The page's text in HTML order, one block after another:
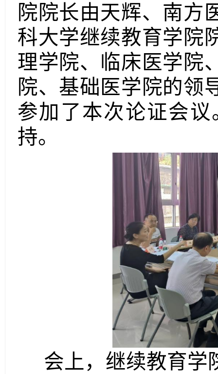
院院长由天辉、 南方
科大学继续教育学院
理学院、临床医学院
院、基础医学院的领
参加了本次论证会议
持。
会上，继续教育学